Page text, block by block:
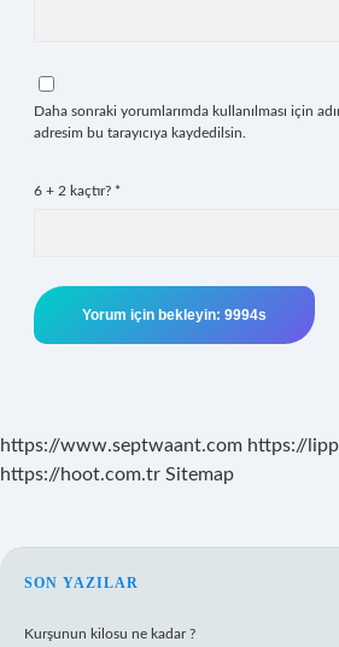
Daha sonraki yorumlarımda kullanılması için
adresim bu tarayıcıya kaydedilsin.
6 + 2 kaçtır? *
https://www.septwaant.com https://
https://hoot.com.tr Sitemap
SIDEBAR
SON YAZILAR
Kurşunun kilosu ne kadar ?